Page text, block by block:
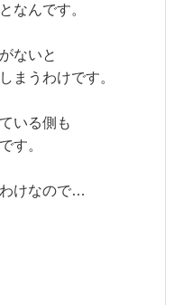
なんです。
ないと
まうわけです。
いる側も
す。
けなので…